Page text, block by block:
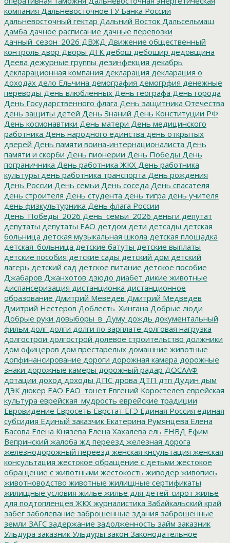
компания Дальневосточное ГУ Банка России
дальневосточный гектар Дальний Восток Дальсельмаш
дамба дачное расписание дачные перевозки
дачный_сезон_2026 ДВЖД Движение общественный
контроль двор Дворы ДГК дебош дебошир дедовщина
Деева дежурные группы дезинфекция декабрь
декларационная компания декларация декларация о
доходах дело Ельчина демография демогрфия денежные
переводы День влюбленных День географа День города
День Государственного флага День защитника Отечества
день защиты детей День Знаний День Конституции РФ
День космонавтики День матери День медицинского
работника День народного единства день открытых
дверей День памяти воина-интернационалиста День
памяти и скорби День пионерии День Победы День
пограничника День работника ЖКХ День работника
культуры день работника транспорта День рождения
День России День семьи День соседа День спасателя
день строителя День студента день тигра день учителя
день физкультурника День флага России
День_Победы_2026 День_семьи_2026 деньги депутат
депутаты депутаты ЕАО детдом дети детсады детская
больница детская музыкальная школа детская площадка
детская_больница детские батуты детские выплаты
детские пособия детские сады детский дом детский
лагерь детский сад детское питание детское пособие
Джабаров Джанхотов дзюдо диабет дикие животные
диспансеризация дистанционка дистанционное
образование Дмитрий Меведев Дмитрий Медведев
Дмитрий Нестеров Доблесть_Хингана Добрые люди
Добрые руки довыборы_в_Думу дождь документальный
фильм долг долги долги по зарплате долговая нагрузка
долгострои долгострой долевое строительство должники
дом офицеров дом престарелых домашние животные
допфинансирование дороги дорожная камера дорожные
знаки дорожные камеры дорожный радар ДОСААФ
дотации доход доходы ДПС дрова ДТП дтп Дудин дым
ДЭК дюкер ЕАО ЕАО_тонет Евгений Коростелев еврейская
культура еврейская_мудрость еврейские традиции
Евровидение Евросеть Еврстат ЕГЭ Единая Россия единая
субсидия Единый заказчик Екатерина Румянцева Елена
Басова Елена Князева Елена Хахалева ель ЕНВД Ефим
Вепринский жалоба жд переезд железная дорога
железнодорожный переезд женская кнсультация женская
консультация жестокое обращение с детьми жестокое
обращение с животными жестокость живодер живопись
животноводство животные жилищные сертификаты
жилищные условия жилье жилье для детей-сирот жильё
для подтопленцев ЖКХ журналистика Забайкальский край
забег заболевание заброшенные здания заброшенные
земли ЗАГС задержание задолженность займ заказник
Ульдура заказник Ульдуры закон Законодательное